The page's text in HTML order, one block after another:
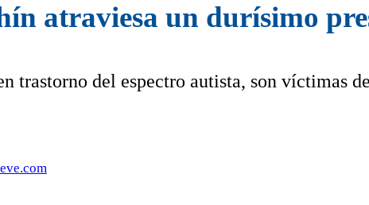
atraviesa un durísimo
trastorno del espectro autista, son víctimas